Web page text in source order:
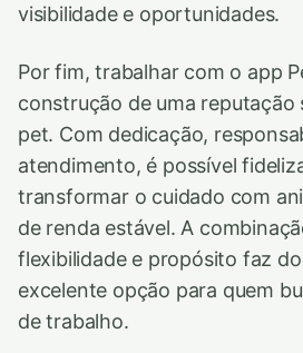
visibilidade e oportunidades.
Por fim, trabalhar com o app
construção de uma reputação
pet. Com dedicação,
atendimento, é possível
transformar o cuidado com
de renda estável. A
flexibilidade e propósito faz
excelente opção para quem
de trabalho.